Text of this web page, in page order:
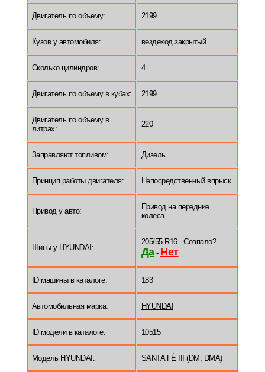
Двигатель по объему: 2199
Кузов у автомобиля: вездеход закрытый
Сколько цилиндров: 4
Двигатель по объему в кубах: 2199
Двигатель по объему в
литрах:
220
Заправляют топливом: Дизель
Принцип работы двигателя: Непосредственный впрыск
Привод у авто:
Привод на передние
колеса
Шины у HYUNDAI:
205/55 R16 - Совпало? -
Да- Нет
ID машины в каталоге: 183
Автомобильная марка: HYUNDAI
ID модели в каталоге: 10515
Модель HYUNDAI: SANTA FÉ III (DM, DMA)